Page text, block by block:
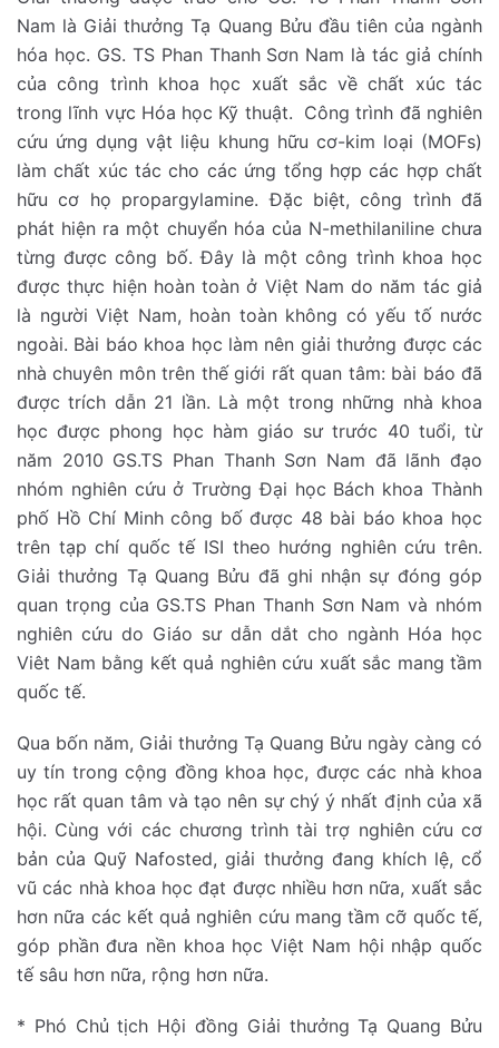
Nam là Giải thưởng Tạ Quang Bửu đầu tiên của ngành
hóa học. GS. TS Phan Thanh Sơn Nam là tác giả chính
của công trình khoa học xuất sắc về chất xúc tác
trong lĩnh vực Hóa học Kỹ thuật. Công trình đã nghiên
cứu ứng dụng vật liệu khung hữu cơ-kim loại (MOFs)
làm chất xúc tác cho các ứng tổng hợp các hợp chất
hữu cơ họ propargylamine. Đặc biệt, công trình đã
phát hiện ra một chuyển hóa của N-methilaniline chưa
từng được công bố. Đây là một công trình khoa học
được thực hiện hoàn toàn ở Việt Nam do năm tác giả
là người Việt Nam, hoàn toàn không có yếu tố nước
ngoài. Bài báo khoa học làm nên giải thưởng được các
nhà chuyên môn trên thế giới rất quan tâm: bài báo đã
được trích dẫn 21 lần. Là một trong những nhà khoa
học được phong học hàm giáo sư trước 40 tuổi, từ
năm 2010 GS.TS Phan Thanh Sơn Nam đã lãnh đạo
nhóm nghiên cứu ở Trường Đại học Bách khoa Thành
phố Hồ Chí Minh công bố được 48 bài báo khoa học
trên tạp chí quốc tế ISI theo hướng nghiên cứu trên.
Giải thưởng Tạ Quang Bửu đã ghi nhận sự đóng góp
quan trọng của GS.TS Phan Thanh Sơn Nam và nhóm
nghiên cứu do Giáo sư dẫn dắt cho ngành Hóa học
Viêt Nam bằng kết quả nghiên cứu xuất sắc mang tầm
quốc tế.
Qua bốn năm, Giải thưởng Tạ Quang Bửu ngày càng có
uy tín trong cộng đồng khoa học, được các nhà khoa
học rất quan tâm và tạo nên sự chý ý nhất định của xã
hội. Cùng với các chương trình tài trợ nghiên cứu cơ
bản của Quỹ Nafosted, giải thưởng đang khích lệ, cổ
vũ các nhà khoa học đạt được nhiều hơn nữa, xuất sắc
hơn nữa các kết quả nghiên cứu mang tầm cỡ quốc tế,
góp phần đưa nền khoa học Việt Nam hội nhập quốc
tế sâu hơn nữa, rộng hơn nữa.
* Phó Chủ tịch Hội đồng Giải thưởng Tạ Quang Bửu